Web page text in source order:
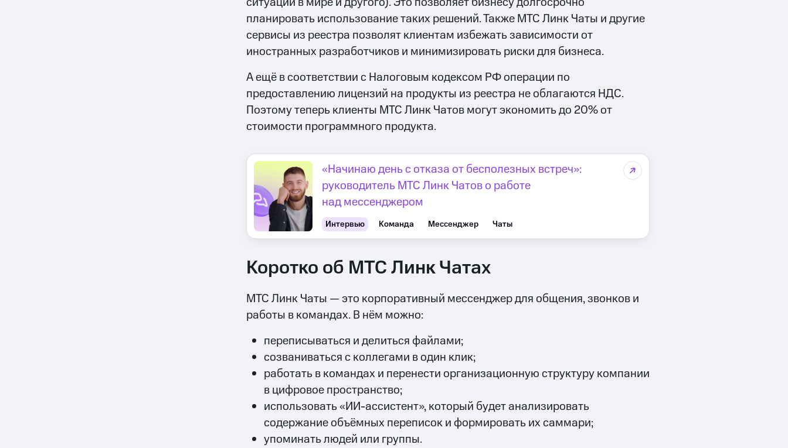
планировать использование таких решений. Также МТС Линк Чаты и другие
сервисы из реестра позволят клиентам избежать зависимости от
иностранных разработчиков и минимизировать риски для бизнеса.
А ещё в соответствии с Налоговым кодексом РФ операции по
предоставлению лицензий на продукты из реестра не облагаются НДС.
Поэтому теперь клиенты МТС Линк Чатов могут экономить до 20% от
стоимости программного продукта.
«Начинаю день с отказа от бесполезных встреч»:
руководитель МТС Линк Чатов о работе
над мессенджером
Интервью Команда Мессенджер Чаты
Коротко об МТС Линк Чатах
МТС Линк Чаты — это корпоративный мессенджер для общения, звонков и
работы в командах. В нём можно:
переписываться и делиться файлами;
созваниваться с коллегами в один клик;
работать в командах и перенести организационную структуру компании
в цифровое пространство;
использовать «ИИ-ассистент», который будет анализировать
содержание объёмных переписок и формировать их саммари;
упоминать людей или группы.